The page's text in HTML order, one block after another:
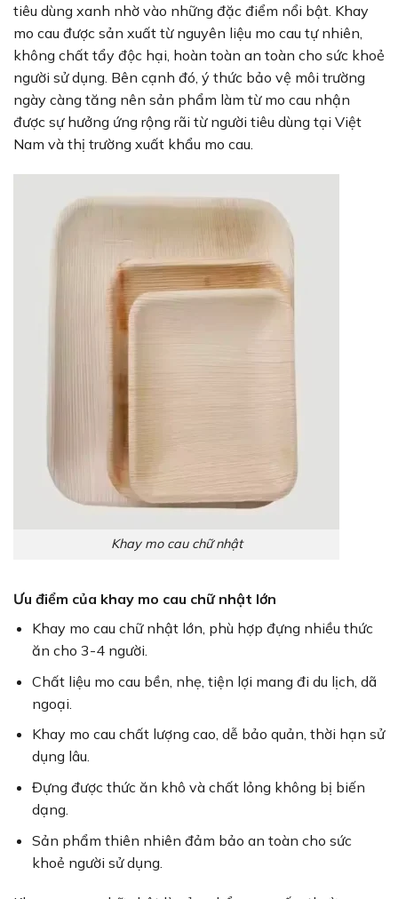
tiêu dùng xanh nhờ vào những đặc điểm nổi bật. Khay
mo cau được sản xuất từ nguyên liệu mo cau tự nhiên,
không chất tẩy độc hại, hoàn toàn an toàn cho sức khoẻ
người sử dụng. Bên cạnh đó, ý thức bảo vệ môi trường
ngày càng tăng nên sản phẩm làm từ mo cau nhận
được sự hưởng ứng rộng rãi từ người tiêu dùng tại Việt
Nam và thị trường xuất khẩu mo cau.
Khay mo cau chữ nhật
Ưu điểm của khay mo cau chữ nhật lớn
Khay mo cau chữ nhật lớn, phù hợp đựng nhiều thức
ăn cho 3-4 người.
Chất liệu mo cau bền, nhẹ, tiện lợi mang đi du lịch, dã
ngoại.
Khay mo cau chất lượng cao, dễ bảo quản, thời hạn sử
dụng lâu.
Đựng được thức ăn khô và chất lỏng không bị biến
dạng.
Sản phẩm thiên nhiên đảm bảo an toàn cho sức
khoẻ người sử dụng.